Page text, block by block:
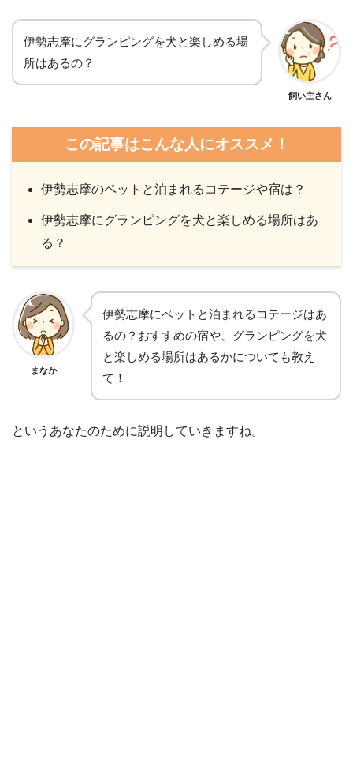
伊勢志摩にグランピングを犬と楽しめる場
所はあるの？
飼い主さん
この記事はこんな人にオススメ！
伊勢志摩のペットと泊まれるコテージや宿は？
伊勢志摩にグランピングを犬と楽しめる場所はあ
る？
まなか
伊勢志摩にペットと泊まれるコテージはあ
るの？おすすめの宿や、グランピングを犬
と楽しめる場所はあるかについても教え
て！
というあなたのために説明していきますね。